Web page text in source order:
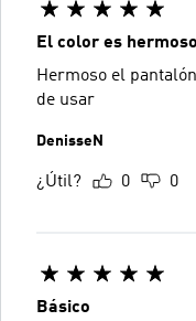
El color es
Hermoso el
de usar
DenisseN
¿Útil? 0 0
Básico